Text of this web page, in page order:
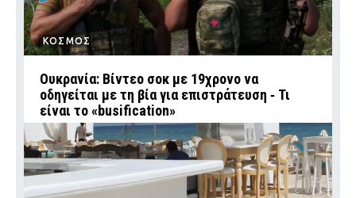
ΚΟΣΜΟΣ
Ουκρανία: Βίντεο σοκ με 19χρονο να
οδηγείται με τη βία για επιστράτευση ‑ Τι
είναι το «busification»